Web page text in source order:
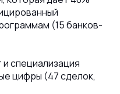
(15 банков-
специализация
цифры (47 сделок,